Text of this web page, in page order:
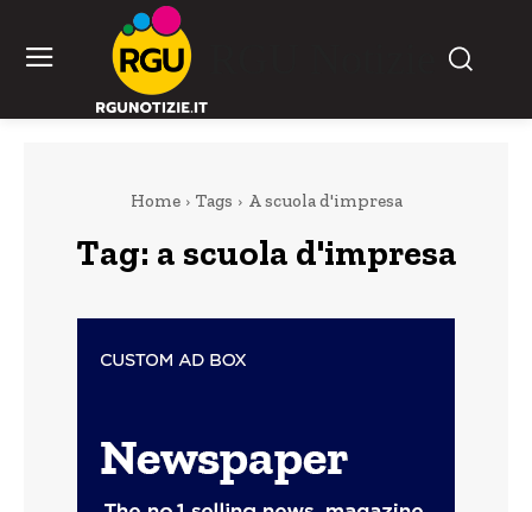
Home Tags A scuola d'impresa
Tag: a scuola d'impresa